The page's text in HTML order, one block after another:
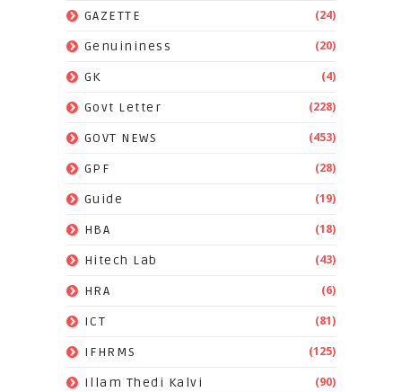
GAZETTE (24)
Genuininess (20)
GK (4)
Govt Letter (228)
GOVT NEWS (453)
GPF (28)
Guide (19)
HBA (18)
Hitech Lab (43)
HRA (6)
ICT (81)
IFHRMS (125)
Illam Thedi Kalvi (90)